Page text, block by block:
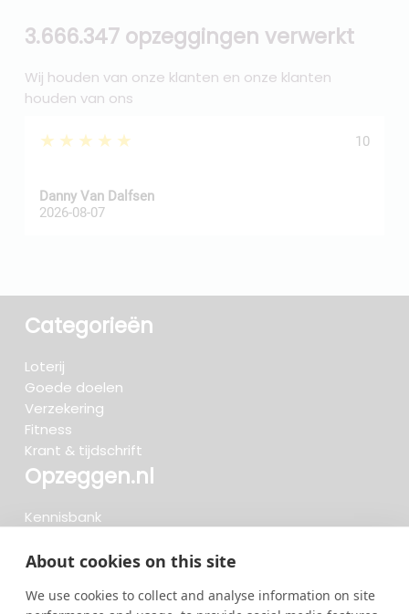
About cookies on this site
We use cookies to collect and analyse information on site
3.666.347 opzeggingen verwerkt
Wij houden van onze klanten en onze klanten
houden van ons
★★★★★ 10
Danny Van Dalfsen
2026-08-07
Categorieën
Loterij
Goede doelen
Verzekering
Fitness
Krant & tijdschrift
Opzeggen.nl
Kennisbank
Beoordelingen
Meteen opzeggen